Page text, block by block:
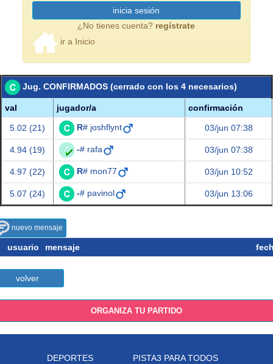
inicia sesión
¿No tienes cuenta? regístrate
ir a Inicio
Jug. CONFIRMADOS (cerrado con los 4 necesarios)
val jugador/a confirmación
5.02 (21) R# joshflynt 03/jun 07:38
4.94 (19) -# rafa 03/jun 07:38
4.97 (22) R# mon77 03/jun 10:52
5.07 (24) -# pavinol 03/jun 13:06
nuevo mensaje
usuario mensaje
volver
ORGANIZA TU PARTIDO
DEPORTES
PISTA3 PARA TODOS